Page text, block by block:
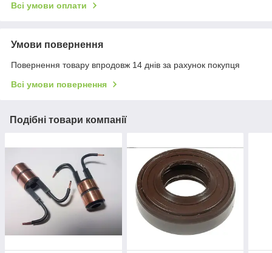
Всі умови оплати
Умови повернення
Повернення товару впродовж 14 днів за рахунок покупця
Всі умови повернення
Подібні товари компанії